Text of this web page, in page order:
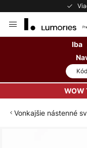
to
Iba
WOW
Vonkajšie nástenné